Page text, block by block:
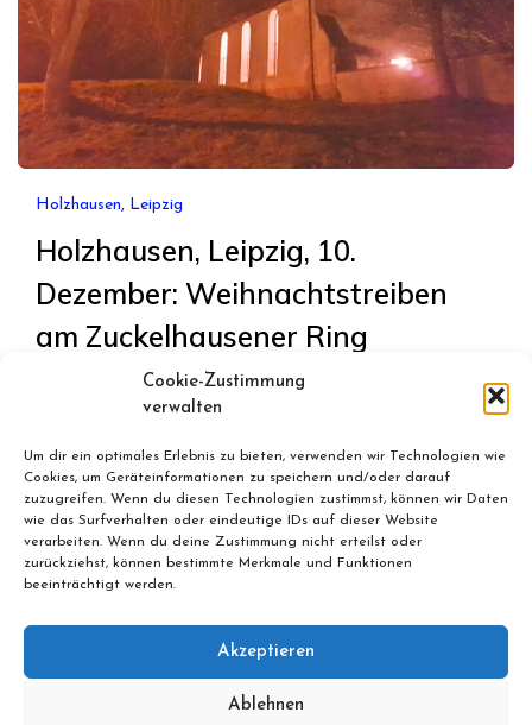
Cookie-Zustimmung
verwalten
Um dir ein optimales Erlebnis zu bieten, verwenden wir Technologien wie
Cookies, um Geräteinformationen zu speichern und/oder darauf
zuzugreifen. Wenn du diesen Technologien zustimmst, können wir Daten
wie das Surfverhalten oder eindeutige IDs auf dieser Website
verarbeiten. Wenn du deine Zustimmung nicht erteilst oder
zurückziehst, können bestimmte Merkmale und Funktionen
beeinträchtigt werden.
Akzeptieren
Ablehnen
Holzhausen, Leipzig
Holzhausen, Leipzig, 10.
Dezember: Weihnachtstreiben
am Zuckelhausener Ring
November 24, 2022 ByBernd
Zuckelhausener Ring und am Berggut am 10.
Dezember ab 13.45 Uhr.